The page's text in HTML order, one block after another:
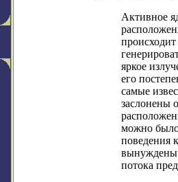
Активное
яркое
его
самые
заслонены
можно
поведения
вынуждены
потока